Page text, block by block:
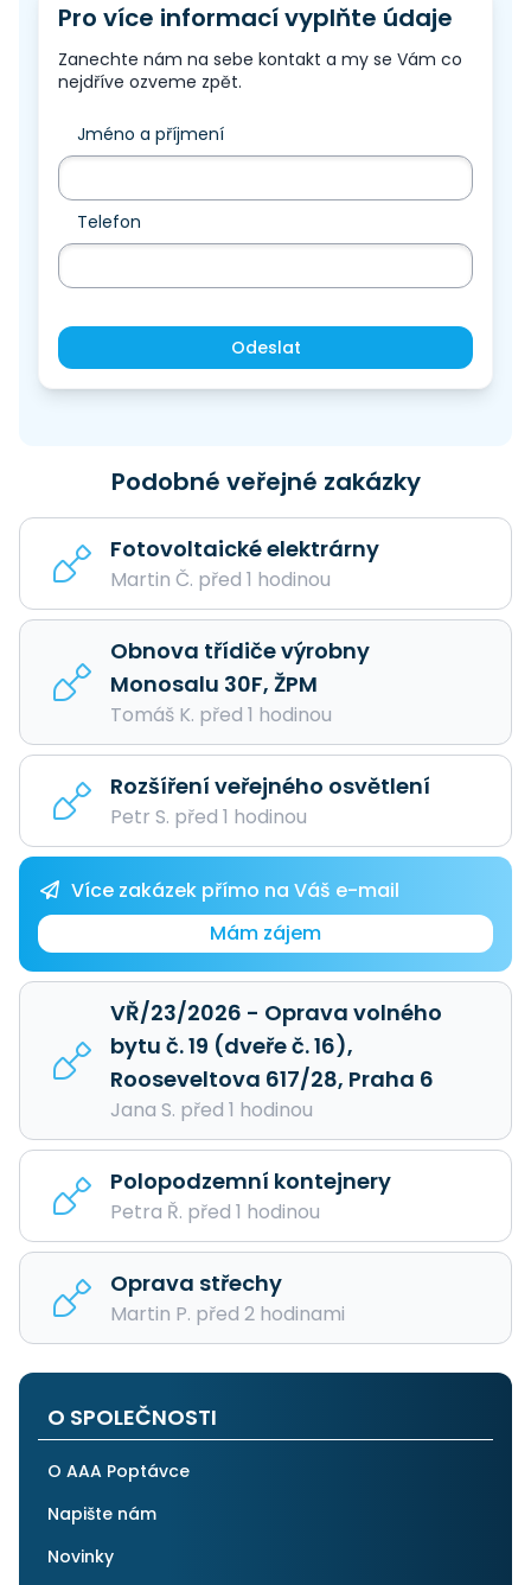
Pro více informací vyplňte údaje
Zanechte nám na sebe kontakt a my se Vám co
nejdříve ozveme zpět.
Jméno a příjmení
Telefon
Odeslat
Podobné veřejné zakázky
Fotovoltaické elektrárny
Martin Č. před 1 hodinou
Obnova třídiče výrobny
Monosalu 30F, ŽPM
Tomáš K. před 1 hodinou
Rozšíření veřejného osvětlení
Petr S. před 1 hodinou
Více zakázek přímo na Váš e-mail
Mám zájem
VŘ/23/2026 - Oprava volného
bytu č. 19 (dveře č. 16),
Rooseveltova 617/28, Praha 6
Jana S. před 1 hodinou
Polopodzemní kontejnery
Petra Ř. před 1 hodinou
Oprava střechy
Martin P. před 2 hodinami
O SPOLEČNOSTI
O AAA Poptávce
Napište nám
Novinky